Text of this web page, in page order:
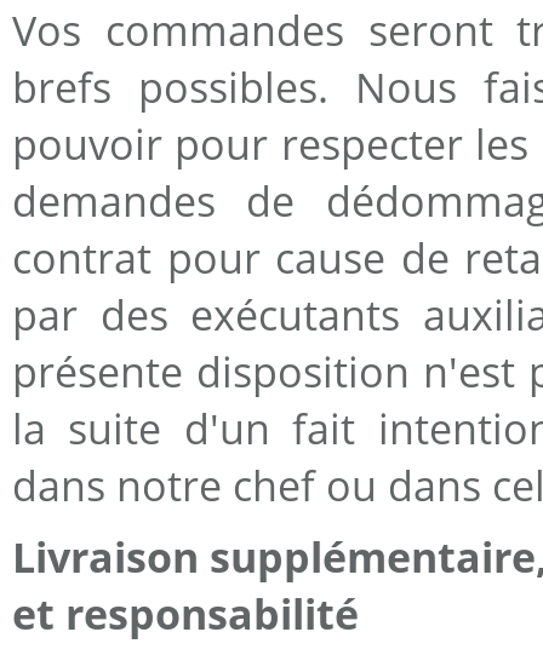
Vos commandes seront
brefs possibles. Nous
pouvoir pour respecter
demandes de
contrat pour cause de
par des exécutants
présente disposition n'est
la suite d'un fait
dans notre chef ou dans
Livraison
et responsabilité